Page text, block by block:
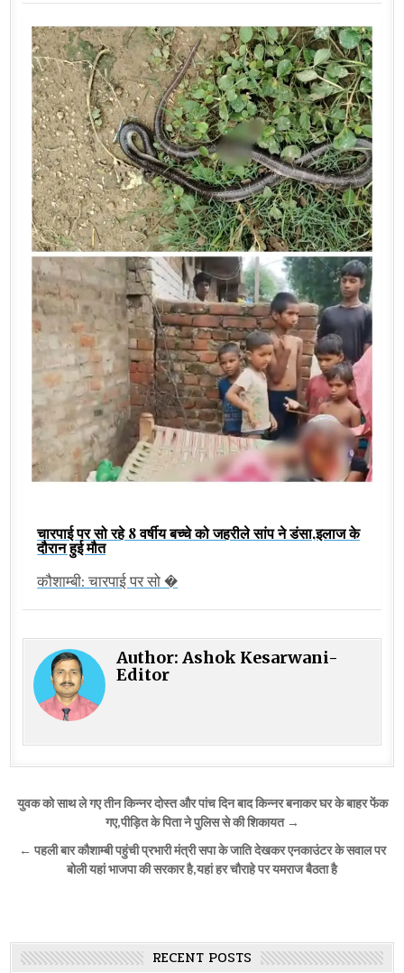
चारपाई पर सो रहे 8 वर्षीय बच्चे को जहरीले सांप ने डंसा,इलाज के
दौरान हुई मौत
कौशाम्बी: चारपाई पर सो �
Author:Ashok Kesarwani-
Editor
Post
navigation
युवक को साथ ले गए तीन किन्नर दोस्त और पांच दिन बाद किन्नर बनाकर घर के बाहर फेंक
गए,पीड़ित के पिता ने पुलिस से की शिकायत →
← पहली बार कौशाम्बी पहुंची प्रभारी मंत्री सपा के जाति देखकर एनकाउंटर के सवाल पर
बोली यहां भाजपा की सरकार है,यहां हर चौराहे पर यमराज बैठता है
RECENT POSTS